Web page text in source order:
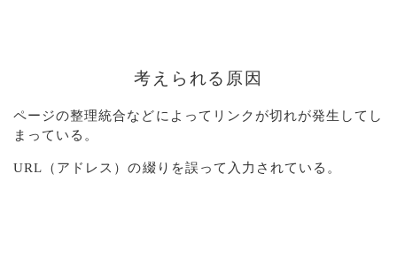
考えられる原因
ページの整理統合などによってリンクが切れが発生してし
まっている。
URL（アドレス）の綴りを誤って入力されている。